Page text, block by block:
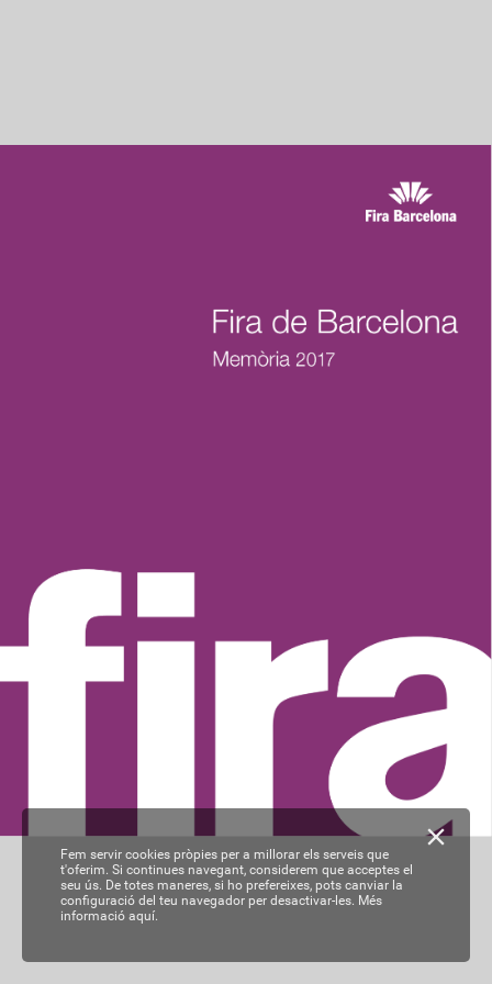
Fem servir cookies pròpies per a millorar els serveis que
t'oferim. Si continues navegant, considerem que acceptes el
seu ús. De totes maneres, si ho prefereixes, pots canviar la
configuració del teu navegador per desactivar-les. Més
informació aquí.